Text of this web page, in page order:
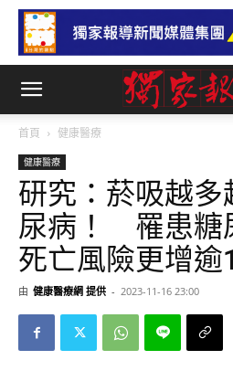
首頁 健康醫療
健康醫療
研究：菸吸越多
尿病！ 罹患糖
死亡風險更增逾
由 健康醫療網 提供 - 2023-11-16 23:00